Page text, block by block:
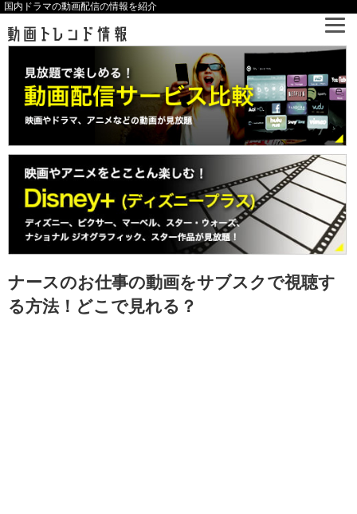
国内ドラマの動画配信の情報を紹介
ナースのお仕事の動画をサブスクで視聴す
る方法！どこで見れる？